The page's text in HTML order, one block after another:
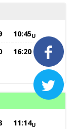


10:45U
16:20
11:14U